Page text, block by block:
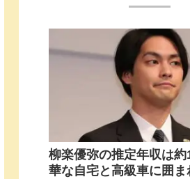
柳楽優弥の推定年収は
華な自宅と高級車に囲ま